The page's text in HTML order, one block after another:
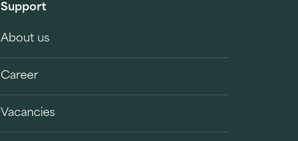
Support
About us
Career
Vacancies